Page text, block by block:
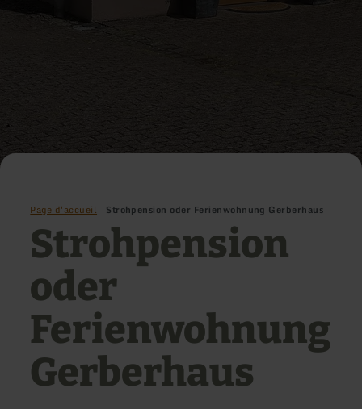
Page d'accueil Strohpension oder Ferienwohnung Gerberhaus
Strohpension
oder
Ferienwohnung
Gerberhaus